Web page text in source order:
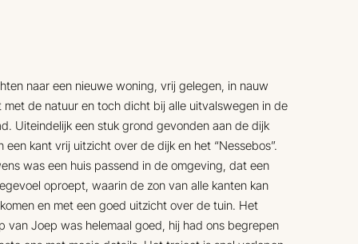
naar een nieuwe woning, vrij gelegen, in nauw
met de natuur en toch dicht bij alle uitvalswegen in de
Uiteindelijk een stuk grond gevonden aan de dijk
een kant vrij uitzicht over de dijk en het “Nessebos”.
was een huis passend in de omgeving, dat een
oproept, waarin de zon van alle kanten kan
en met een goed uitzicht over de tuin. Het
van Joep was helemaal goed, hij had ons begrepen